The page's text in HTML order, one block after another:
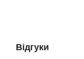
Відгуки